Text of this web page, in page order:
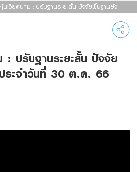
ด์ แอนด์ เฮ้าส์
ะกัน
นเวียดนาม : ปรับฐานระยะสั้น ปัจจัยพื้นฐานยัง
: ปรับฐานระยะสั้น ปัจจัย
ระจำวันที่ 30 ต.ค. 66